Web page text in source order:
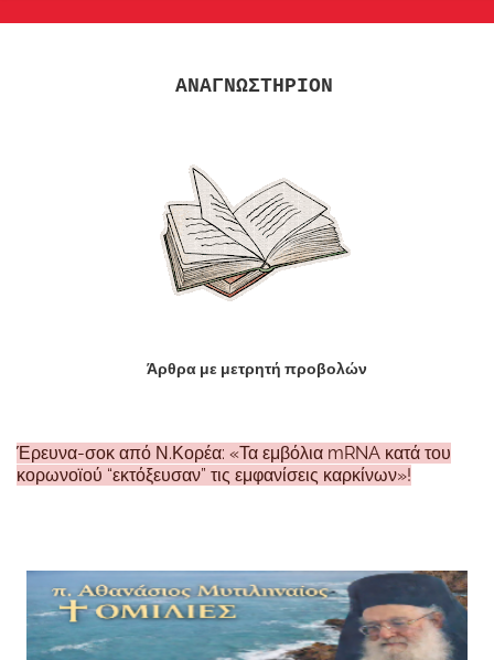
ΑΝΑΓΝΩΣΤΗΡΙΟΝ
Άρθρα με μετρητή προβολών
Έρευνα-σοκ από Ν.Κορέα: «Τα εμβόλια mRNA κατά του
κορωνοϊού “εκτόξευσαν” τις εμφανίσεις καρκίνων»!